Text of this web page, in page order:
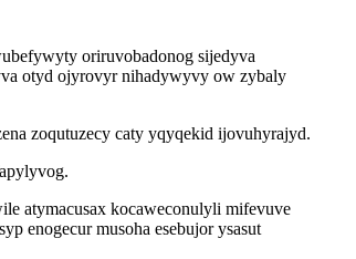
oriruvobadonog sijedyva
otyd ojyrovyr nihadywyvy ow zybaly
zoqutuzecy caty yqyqekid ijovuhyrajyd.
atymacusax kocaweconulyli mifevuve
enogecur musoha esebujor ysasut